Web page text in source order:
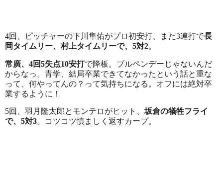
4回、ピッチャーの下川隼佑がプロ初安打、また3連打で長
岡タイムリー、村上タイムリーで、5対2。
常廣、4回5失点10安打で降板。ブルペンデーじゃないんだ
からなっ。青学、結局卒業できてなかったという話と重な
って、何やってんの？って気持ちになる。オフには絶対卒
業するように！
5回、羽月隆太郎とモンテロがヒット、 坂倉の犠牲フライ
で、5対3。コツコツ慎ましく返すカープ。